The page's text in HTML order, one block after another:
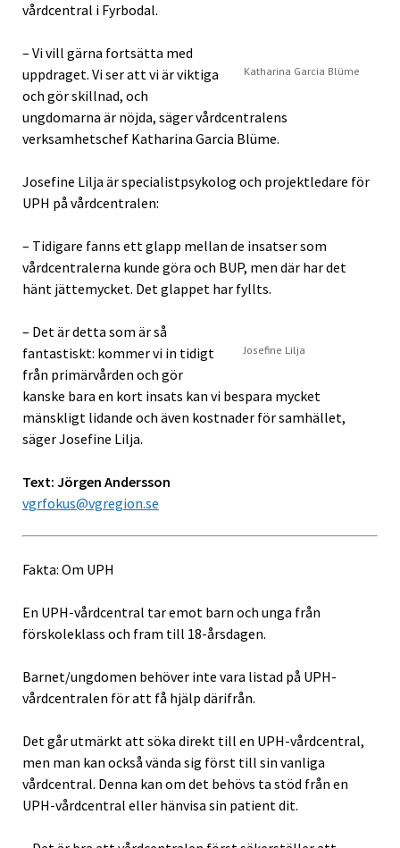
vårdcentral i Fyrbodal.
Katharina Garcia Blüme
– Vi vill gärna fortsätta med
uppdraget. Vi ser att vi är viktiga
och gör skillnad, och
ungdomarna är nöjda, säger vårdcentralens
verksamhetschef Katharina Garcia Blüme.
Josefine Lilja är specialistpsykolog och projektledare för
UPH på vårdcentralen:
– Tidigare fanns ett glapp mellan de insatser som
vårdcentralerna kunde göra och BUP, men där har det
hänt jättemycket. Det glappet har fyllts.
Josefine Lilja
– Det är detta som är så
fantastiskt: kommer vi in tidigt
från primärvården och gör
kanske bara en kort insats kan vi bespara mycket
mänskligt lidande och även kostnader för samhället,
säger Josefine Lilja.
Text: Jörgen Andersson
vgrfokus@vgregion.se
Fakta: Om UPH
En UPH-vårdcentral tar emot barn och unga från
förskoleklass och fram till 18-årsdagen.
Barnet/ungdomen behöver inte vara listad på UPH-
vårdcentralen för att få hjälp därifrån.
Det går utmärkt att söka direkt till en UPH-vårdcentral,
men man kan också vända sig först till sin vanliga
vårdcentral. Denna kan om det behövs ta stöd från en
UPH-vårdcentral eller hänvisa sin patient dit.